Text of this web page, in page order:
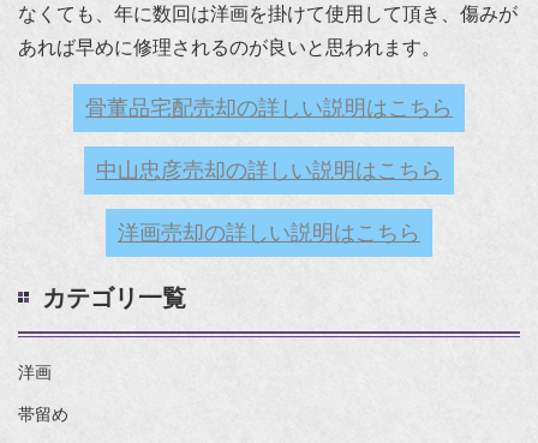
なくても、年に数回は洋画を掛けて使用して頂き、傷みが
あれば早めに修理されるのが良いと思われます。
骨董品宅配売却の詳しい説明はこちら
中山忠彦売却の詳しい説明はこちら
洋画売却の詳しい説明はこちら
カテゴリ一覧
洋画
帯留め